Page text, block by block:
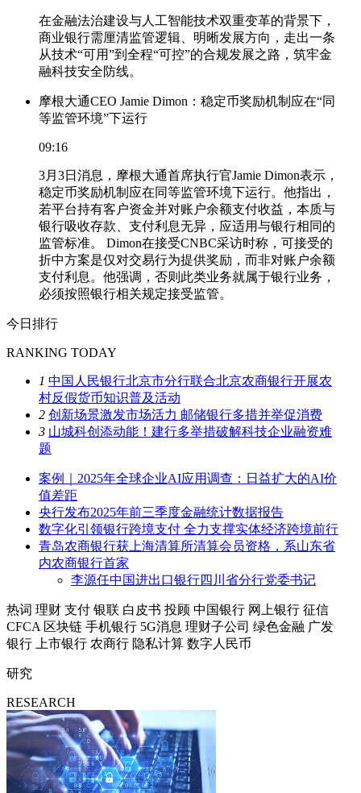
在金融法治建设与人工智能技术双重变革的背景下，
商业银行需厘清监管逻辑、明晰发展方向，走出一条
从技术“可用”到全程“可控”的合规发展之路，筑牢金
融科技安全防线。
摩根大通CEO Jamie Dimon：稳定币奖励机制应在“同
等监管环境”下运行
09:16
3月3日消息，摩根大通首席执行官Jamie Dimon表示，
稳定币奖励机制应在同等监管环境下运行。他指出，
若平台持有客户资金并对账户余额支付收益，本质与
银行吸收存款、支付利息无异，应适用与银行相同的
监管标准。 Dimon在接受CNBC采访时称，可接受的
折中方案是仅对交易行为提供奖励，而非对账户余额
支付利息。他强调，否则此类业务就属于银行业务，
必须按照银行相关规定接受监管。
今日排行
RANKING TODAY
1 中国人民银行北京市分行联合北京农商银行开展农
村反假货币知识普及活动
2 创新场景激发市场活力 邮储银行多措并举促消费
3 山城科创添动能！建行多举措破解科技企业融资难
题
案例｜2025年全球企业AI应用调查：日益扩大的AI价
值差距
央行发布2025年前三季度金融统计数据报告
数字化引领银行跨境支付 全力支撑实体经济跨境前行
青岛农商银行获上海清算所清算会员资格，系山东省
内农商银行首家
李源任中国进出口银行四川省分行党委书记
热词 理财 支付 银联 白皮书 投顾 中国银行 网上银行 征信
CFCA 区块链 手机银行 5G消息 理财子公司 绿色金融 广发
银行
上市银行 农商行 隐私计算 数字人民币
研究
RESEARCH